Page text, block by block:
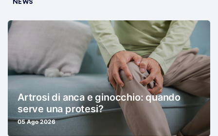
NEWS
Artrosi di anca e ginocchio: quando
serve una protesi?
05 Ago 2026